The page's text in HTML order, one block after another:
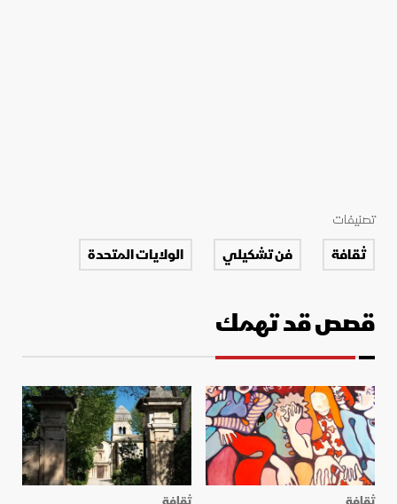
تصنيفات
ثقافة فن تشكيلي الولايات المتحدة
قصص قد تهمك